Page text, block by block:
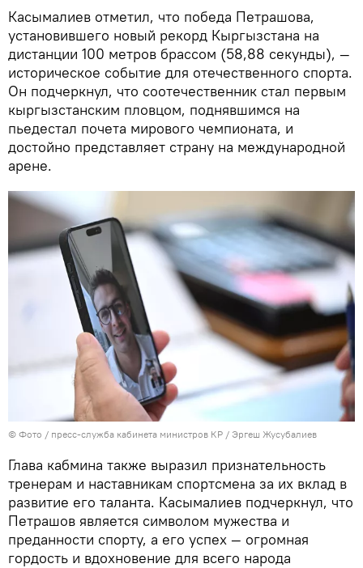
Касымалиев отметил, что победа Петрашова,
установившего новый рекорд Кыргызстана на
дистанции 100 метров брассом (58,88 секунды), —
историческое событие для отечественного спорта.
Он подчеркнул, что соотечественник стал первым
кыргызстанским пловцом, поднявшимся на
пьедестал почета мирового чемпионата, и
достойно представляет страну на международной
арене.
© Фото / пресс-служба кабинета министров КР / Эргеш Жусубалиев
Глава кабмина также выразил признательность
тренерам и наставникам спортсмена за их вклад в
развитие его таланта. Касымалиев подчеркнул, что
Петрашов является символом мужества и
преданности спорту, а его успех — огромная
гордость и вдохновение для всего народа